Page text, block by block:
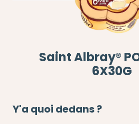
Saint Albray®
6X30G
Y'a quoi dedans ?